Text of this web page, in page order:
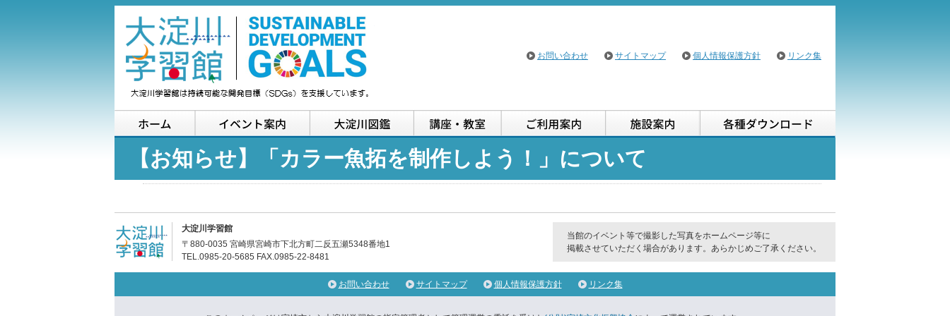
お問い合わせ サイトマップ 個人情報保護方針 リンク集
イベント案内 大淀川図鑑 講座・教室 ご利用案内 施設案内
【お知らせ】「カラー魚拓を制作しよう！」について
大淀川学習館
〒880-0035 宮崎県宮崎市下北方町二反五瀬5348番地1
TEL.0985-20-5685 FAX.0985-22-8481
当館のイベント等で撮影した写真をホームページ等に
掲載させていただく場合があります。あらかじめご了承ください。
お問い合わせ サイトマップ 個人情報保護方針 リンク集